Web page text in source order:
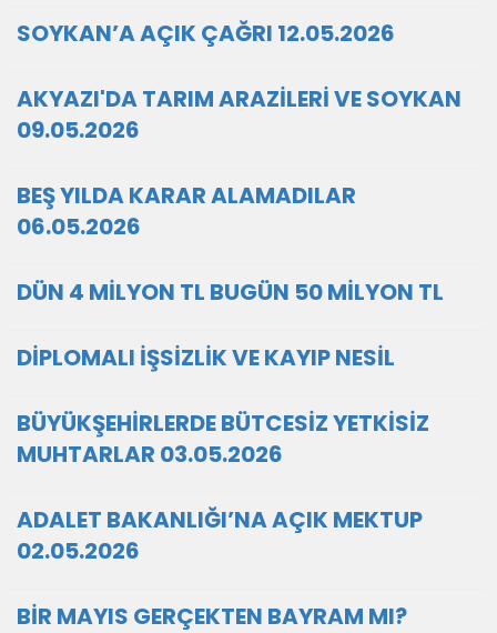
SOYKAN’A AÇIK ÇAĞRI 12.05.2026
AKYAZI'DA TARIM ARAZİLERİ VE SOYKAN
09.05.2026
BEŞ YILDA KARAR ALAMADILAR
06.05.2026
DÜN 4 MİLYON TL BUGÜN 50 MİLYON TL
DİPLOMALI İŞSİZLİK VE KAYIP NESİL
BÜYÜKŞEHİRLERDE BÜTCESİZ YETKİSİZ
MUHTARLAR 03.05.2026
ADALET BAKANLIĞI’NA AÇIK MEKTUP
02.05.2026
BİR MAYIS GERÇEKTEN BAYRAM MI?